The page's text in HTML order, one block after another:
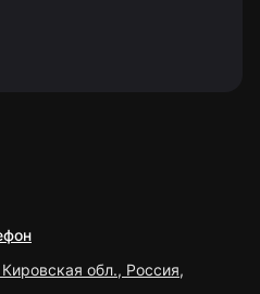
обл., Россия,